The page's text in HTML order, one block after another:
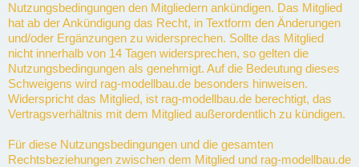
Nutzungsbedingungen den Mitgliedern ankündigen. Das Mitglied
hat ab der Ankündigung das Recht, in Textform den Änderungen
und/oder Ergänzungen zu widersprechen. Sollte das Mitglied
nicht innerhalb von 14 Tagen widersprechen, so gelten die
Nutzungsbedingungen als genehmigt. Auf die Bedeutung dieses
Schweigens wird rag-modellbau.de besonders hinweisen.
Widerspricht das Mitglied, ist rag-modellbau.de berechtigt, das
Vertragsverhältnis mit dem Mitglied außerordentlich zu kündigen.
Für diese Nutzungsbedingungen und die gesamten
Rechtsbeziehungen zwischen dem Mitglied und rag-modellbau.de